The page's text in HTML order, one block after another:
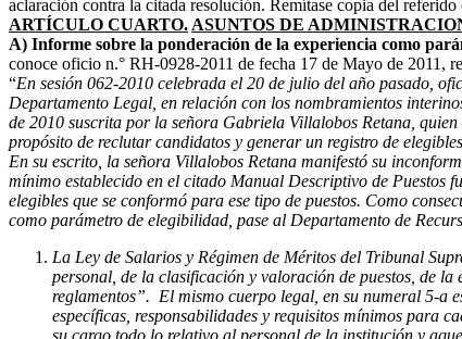
aclaración contra la citada resolución. Remítase copia del
ARTÍCULO CUARTO. ASUNTOS DE
A) Informe sobre la ponderación de la experiencia como
conoce oficio n.° RH-0928-2011 de fecha 17 de Mayo de 2011,
“En sesión 062-2010 celebrada el 20 de julio del año pasado,
Departamento Legal, en relación con los nombramientos
de 2010 suscrita por la señora Gabriela Villalobos Retana,
propósito de reclutar candidatos y generar un registro de
En su escrito, la señora Villalobos Retana manifestó su
mínimo establecido en el citado Manual Descriptivo de Puestos
elegibles que se conformó para ese tipo de puestos. Como
como parámetro de elegibilidad, pase al Departamento de
La Ley de Salarios y Régimen de Méritos del Tribunal
personal, de la clasificación y valoración de puestos, de
reglamentos”. El mismo cuerpo legal, en su numeral 5-a
específicas, responsabilidades y requisitos mínimos para
su cargo todo lo relativo al personal de la institución y